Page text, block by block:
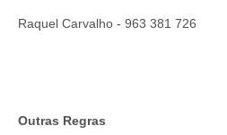
Raquel Carvalho - 963 381 726
Outras Regras